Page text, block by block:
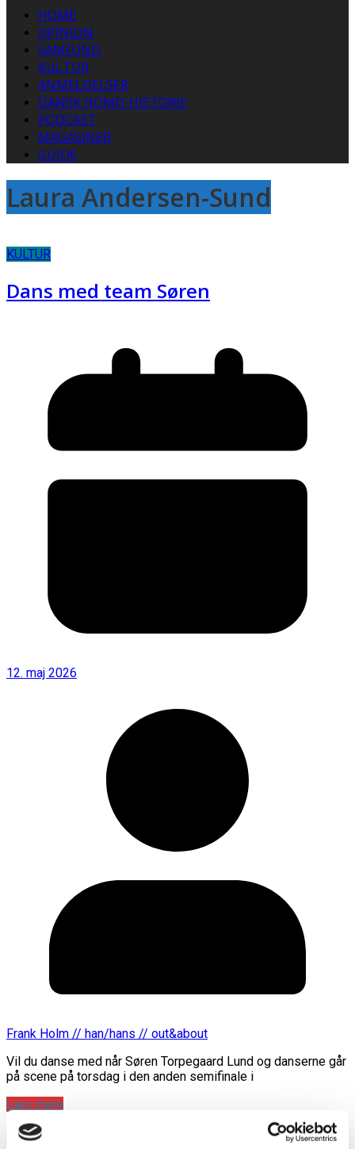
HOME
OPINION
SAMFUND
KULTUR
ANMELDELSER
DANSK HOMO-HISTORIE
PODCAST
MAGASINER
GUIDE
Laura Andersen-Sund
KULTUR
Dans med team Søren
12. maj 2026
Frank Holm // han/hans // out&about
Vil du danse med når Søren Torpegaard Lund og danserne går
på scene på torsdag i den anden semifinale i
Læs mere
annonce